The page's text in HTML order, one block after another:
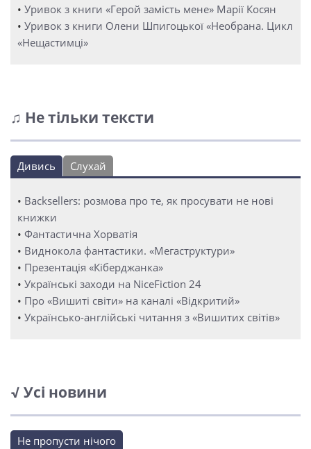
• Уривок з книги «Герой замість мене» Марії Косян
• Уривок з книги Олени Шпигоцької «Необрана. Цикл
«Нещастимці»
♫ Не тільки тексти
Дивись Слухай
• Backsellers: розмова про те, як просувати не нові
книжки
• Фантастична Хорватія
• Виднокола фантастики. «Мегаструктури»
• Презентація «Кіберджанка»
• Українські заходи на NiceFiction 24
• Про «Вишиті світи» на каналі «Відкритий»
• Українсько-англійські читання з «Вишитих світів»
√ Усі новини
Не пропусти нічого